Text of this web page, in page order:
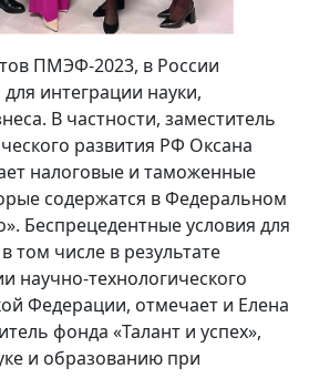
ПМЭФ-2023, в России
интеграции науки,
В частности, заместитель
развития РФ Оксана
налоговые и таможенные
содержатся в Федеральном
Беспрецедентные условия для
том числе в результате
научно-технологического
Федерации, отмечает и Елена
фонда «Талант и успех»,
и образованию при